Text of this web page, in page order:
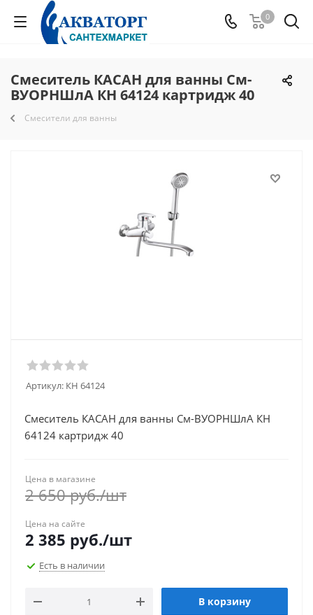
0
Смеситель КАСАН для ванны См-
ВУОРНШлА КН 64124 картридж 40
Смесители для ванны
Артикул: КН 64124
Смеситель КАСАН для ванны См-ВУОРНШлА КН
64124 картридж 40
Цена в магазине
2 650руб./шт
Цена на сайте
2 385 руб./шт
Есть в наличии
В корзину